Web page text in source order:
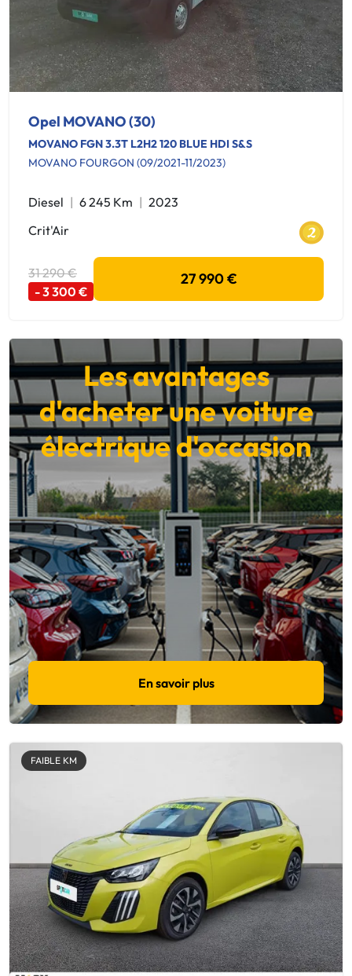
Opel MOVANO (30)
MOVANO FGN 3.3T L2H2 120 BLUE HDI S&S
MOVANO FOURGON (09/2021-11/2023)
Diesel 6 245 Km
2023
Crit'Air
31 290 €
- 3 300 €
27 990 €
Les avantages
d'acheter une voiture
électrique d'occasion
En savoir plus
FAIBLE KM